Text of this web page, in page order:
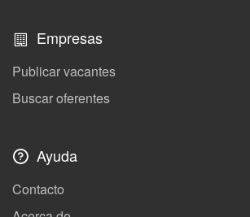
Empresas
Publicar vacantes
Buscar oferentes
Ayuda
Contacto